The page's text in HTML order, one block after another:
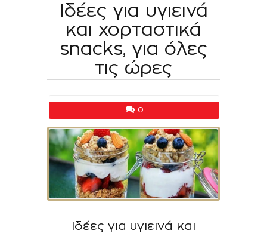
Ιδέες για υγιεινά
και χορταστικά
snacks, για όλες
τις ώρες
0
Ιδέες για υγιεινά και